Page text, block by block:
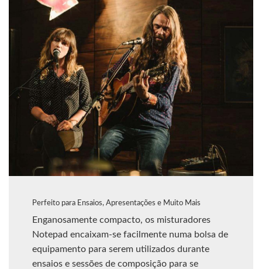
Perfeito para Ensaios, Apresentações e Muito Mais
Enganosamente compacto, os misturadores
Notepad encaixam-se facilmente numa bolsa de
equipamento para serem utilizados durante
ensaios e sessões de composição para se